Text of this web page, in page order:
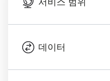
데이터